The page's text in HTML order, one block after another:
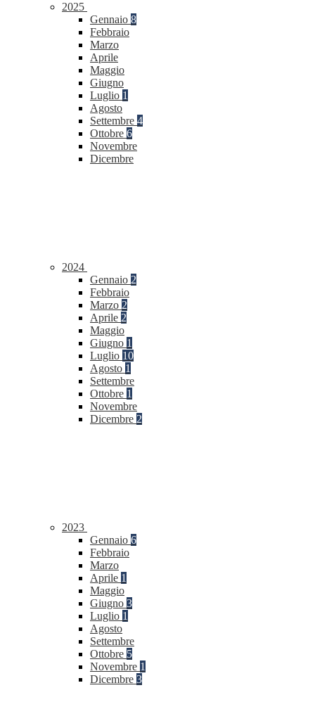
2025
Gennaio 8
Febbraio
Marzo
Aprile
Maggio
Giugno
Luglio 1
Agosto
Settembre 4
Ottobre 6
Novembre
Dicembre
2024
Gennaio 2
Febbraio
Marzo 2
Aprile 2
Maggio
Giugno 1
Luglio 10
Agosto 1
Settembre
Ottobre 1
Novembre
Dicembre 2
2023
Gennaio 6
Febbraio
Marzo
Aprile 1
Maggio
Giugno 3
Luglio 1
Agosto
Settembre
Ottobre 5
Novembre 1
Dicembre 3